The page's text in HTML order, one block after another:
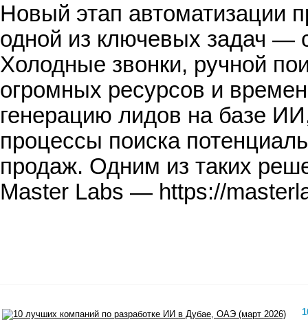
Новый этап автоматизации
одной из ключевых задач —
Холодные звонки, ручной
огромных ресурсов и
генерацию лидов на базе
процессы поиска
продаж. Одним из таких
Master Labs — https://